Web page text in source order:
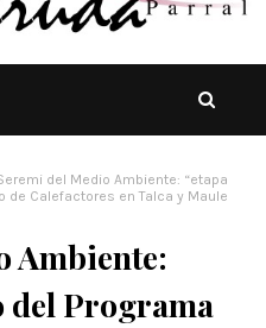
del Medio Ambiente: “etapa
de Calefactores en Talca y Maule
Ambiente:
del Programa